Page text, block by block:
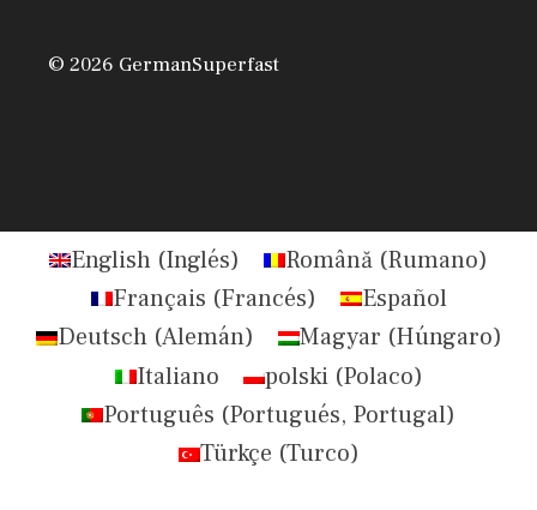
© 2026 GermanSuperfast
English (Inglés) Română (Rumano)
Français (Francés)
Español
Deutsch(Alemán) Magyar (Húngaro)
Italiano
polski(Polaco)
Português (Portugués, Portugal)
Türkçe (Turco)